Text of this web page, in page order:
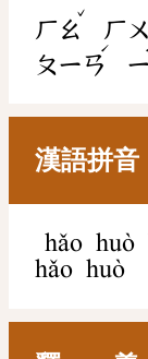
ㄏㄠ
ˇ
ㄏ
ㄆㄧㄢ
ˊ
ㄧ
漢語拼音
hǎo
hǎo huò